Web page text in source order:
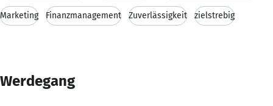
Marketing Finanzmanagement Zuverlässigkeit zielstrebig
Werdegang